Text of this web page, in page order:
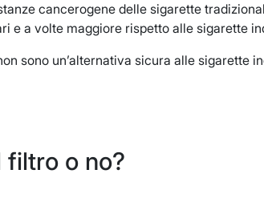
cancerogene delle sigarette
e a volte maggiore rispetto alle sigarette
sono un’alternativa sicura alle sigarette
filtro o no?